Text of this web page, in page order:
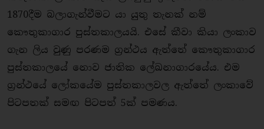
1870දීම බලාගැන්වීමට යා යුතු තැනක් නම්
කෞතුකාගාර පුස්තකාලයයි. එසේ කීවා කියා ලංකාව
ගැන ලිය වුණු පරණම ග්‍රන්ථය ඇත්තේ කෞතුකාගාර
පුස්තකාලයේ නොව ජාතික ලේඛනාගාරයේය. එම
ග්‍රන්ථයේ ලෝකයේම පුස්තකාලවල ඇත්තේ ලංකාවේ
පිටපතක් සමඟ පිටපත් 5ක් පමණය.